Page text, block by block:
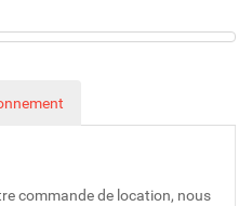
commande de location, nous